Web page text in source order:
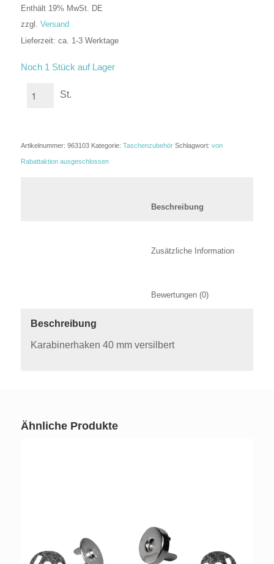
Enthält 19% MwSt. DE
zzgl. Versand
Lieferzeit: ca. 1-3 Werktage
Noch 1 Stück auf Lager
St.
Artikelnummer: 963103 Kategorie: Taschenzubehör Schlagwort: von
Rabattaktion ausgeschlossen
Beschreibung
Karabinerhaken 40 mm versilbert
Ähnliche Produkte